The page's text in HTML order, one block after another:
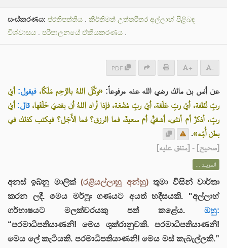
සංස්කරණය: ප්රතිපත්තිය . කීර්තිමත් උත්තරීතර අල්ලාහ් පිළිබඳ
විශ්වාසය . පරිපාලනයේ ඒකීයකරණය .
PDF + -
عن أنس بن مالك رضي الله عنه مرفوعاً:«وكَّلَ اللهُ بالرَّحِم مَلَكًا، فيقول: أيْ
ربِّ نُطْفة، أيْ ربِّ عَلَقة، أيْ ربِّ مُضْغة، فإذا أراد اللهُ أن يقضيَ خَلْقَها، قال: أيْ
ربِّ، أذكرٌ أم أنثى، أشقيٌّ أم سعيدٌ، فما الرزق؟ فما الأَجَل؟ فيكتب كذلك في
بطن أُمِّه».
[صحيح] - [متفق عليه]
المزيــد ...
අනස් ඉබ්නු මාලික්(රළියල්ලාහු අන්හු)තුමා විසින් වාර්තා
කරන ලදී. මෙය මර්ෆූඃ ගණයට අයත් හදීසයකි. "අල්ලාහ්
ගර්භාෂයට මලක්වරයකු පත් කළේය. ඔහු:
“පරමාධිපතියාණනි! මෙය ශුක්රානුවකි. පරමාධිපතියාණනි!
මෙය ලේ කැටියකි. පරමාධිපතියාණනි! මෙය මස් කැබැල්ලකි.”